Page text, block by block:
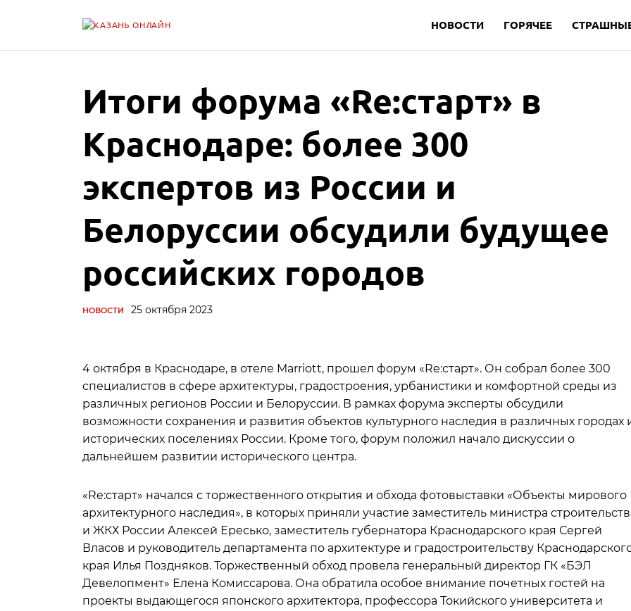
НОВОСТИ ГОРЯЧЕЕ
Итоги форума «Re:старт» в
Краснодаре: более 300
экспертов из России и
Белоруссии обсудили будущее
российских городов
НОВОСТИ 25 октября 2023
4 октября в Краснодаре, в отеле Marriott, прошел форум «Re:старт». Он собрал более 300
специалистов в сфере архитектуры, градостроения, урбанистики и комфортной среды из
различных регионов России и Белоруссии. В рамках форума эксперты обсудили
возможности сохранения и развития объектов культурного наследия в различных городах
исторических поселениях России. Кроме того, форум положил начало дискуссии о
дальнейшем развитии исторического центра.
«Re:старт» начался с торжественного открытия и обхода фотовыставки «Объекты мирового
архитектурного наследия», в которых приняли участие заместитель министра
и ЖКХ России Алексей Ересько, заместитель губернатора Краснодарского края Сергей
Власов и руководитель департамента по архитектуре и градостроительству
края Илья Поздняков. Торжественный обход провела генеральный директор ГК «БЭЛ
Девелопмент» Елена Комиссарова. Она обратила особое внимание почетных гостей на
проекты выдающегося японского архитектора, профессора Токийского университета и